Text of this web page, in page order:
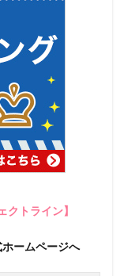
トライン】
ームページへ